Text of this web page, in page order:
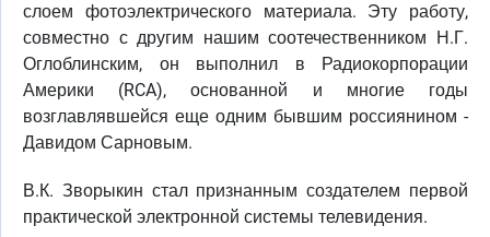
слоем фотоэлектрического материала. Эту работу,
совместно с другим нашим соотечественником Н.Г.
Оглоблинским, он выполнил в Радиокорпорации
Америки (RCA), основанной и многие годы
возглавлявшейся еще одним бывшим россиянином -
Давидом Сарновым.
В.К. Зворыкин стал признанным создателем первой
практической электронной системы телевидения.